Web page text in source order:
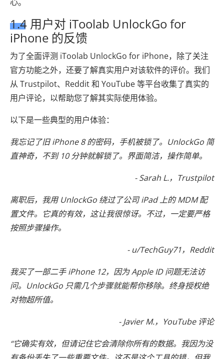
1.4 用户对 iToolab UnlockGo for
iPhone 的反馈
为了全面评测 iToolab UnlockGo for iPhone，除了关注
官方功能之外，还要了解真实用户对该软件的评价。我们
从 Trustpilot、Reddit 和 YouTube 等平台收集了真实的
用户评论，以帮助您了解其实际使用体验。
以下是一些典型的用户体验：
我忘记了旧 iPhone 8 的密码，手机被锁了。UnlockGo 简
直神奇，不到 10 分钟就解锁了。界面简洁，操作简单。
- Sarah L.，Trustpilot
离职后，我用 UnlockGo 绕过了公司 iPad 上的 MDM 配
置文件。它真的有效，这让我很惊讶。不过，一定要严格
按照步骤操作。
- u/TechGuy71，Reddit
我买了一部二手 iPhone 12，因为 Apple ID 问题无法访
问。UnlockGo 只需几个步骤就能帮你移除。终身授权绝
对物超所值。
- Javier M.，YouTube 评论
“它确实有效，但请记住它会清除你所有的数据。我因为没